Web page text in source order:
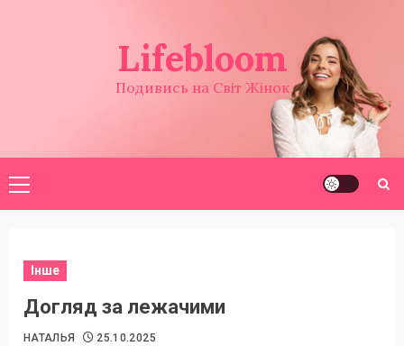
Lifebloom
Подивись на Світ Жінок
Головне
меню
Інше
Догляд за лежачими
НАТАЛЬЯ 25.10.2025